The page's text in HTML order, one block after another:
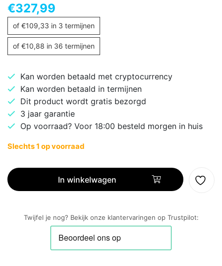
€327,99
of €109,33 in 3 termijnen
of €10,88 in 36 termijnen
Kan worden betaald met cryptocurrency
Kan worden betaald in termijnen
Dit product wordt gratis bezorgd
3 jaar garantie
Op voorraad? Voor 18:00 besteld morgen in huis
Slechts 1 op voorraad
Intel
Core
i5-
In winkelwagen
Twijfel je nog? Bekijk onze klantervaringen op Trustpilot: